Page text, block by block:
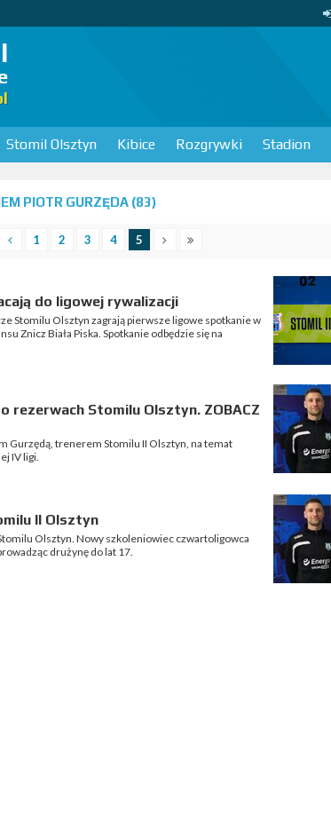
Stomil Olsztyn Kibice Rozgrywki Stadion
PIOTR GURZĘDA (83)
1 2 3 4 5
do ligowej rywalizacji
Stomilu Olsztyn zagrają pierwsze ligowe spotkanie w
Znicz Biała Piska. Spotkanie odbędzie się na
rezerwach Stomilu Olsztyn. ZOBACZ
Gurzędą, trenerem Stomilu II Olsztyn, na temat
IV ligi.
II Olsztyn
Olsztyn. Nowy szkoleniowiec czwartoligowca
drużynę do lat 17.